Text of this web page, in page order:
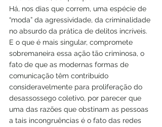
Há, nos dias que correm, uma espécie de
“moda” da agressividade, da criminalidade
no absurdo da prática de delitos incríveis.
E o que é mais singular, compromete
sobremaneira essa ação tão criminosa, o
fato de que as modernas formas de
comunicação têm contribuído
consideravelmente para proliferação do
desassossego coletivo, por parecer que
uma das razões que obstinam as pessoas
a tais incongruências é o fato das redes